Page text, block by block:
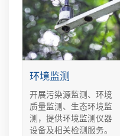
环境监测
开展污染源监测、环境
质量监测、生态环境监
测，提供环境监测仪器
设备及相关检测服务。